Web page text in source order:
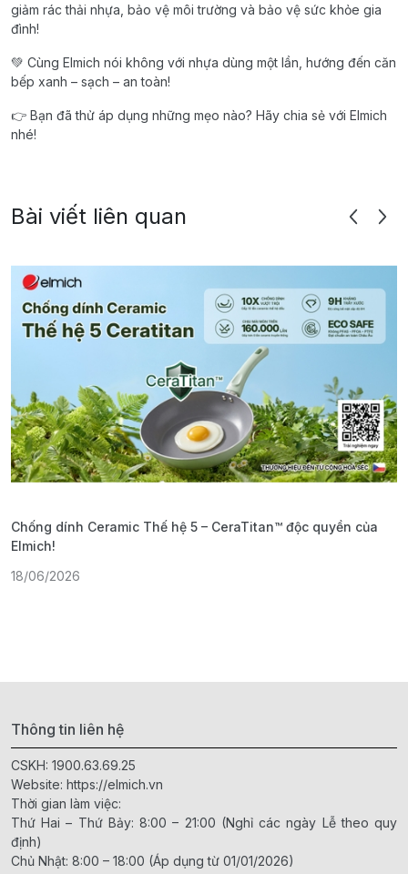
giảm rác thải nhựa, bảo vệ môi trường và bảo vệ sức khỏe gia
đình!
💚 Cùng Elmich nói không với nhựa dùng một lần, hướng đến căn
bếp xanh – sạch – an toàn!
👉 Bạn đã thử áp dụng những mẹo nào? Hãy chia sẻ với Elmich
nhé!
Bài viết liên quan
Chống dính Ceramic Thế hệ 5 – CeraTitan™ độc quyền của
Elmich!
18/06/2026
Thông tin liên hệ
CSKH: 1900.63.69.25
Website: https://elmich.vn
Thời gian làm việc:
Thứ Hai – Thứ Bảy: 8:00 – 21:00 (Nghỉ các ngày Lễ theo quy
định)
Chủ Nhật: 8:00 – 18:00 (Áp dụng từ 01/01/2026)